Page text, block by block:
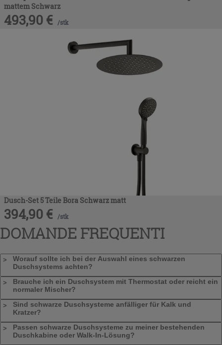
mattem Schwarz
493,90 € /stk
Dusch-Set 5 Teile Bora Schwarz matt
394,90 € /stk
DOMANDE FREQUENTI
Worauf sollte ich bei der Auswahl eines schwarzen
Duschsystems achten?
Brauche ich ein Duschsystem mit Thermostat oder reicht ein
normaler Mischer?
Sind schwarze Duschsysteme anfälliger für Kalk und
Kratzer?
Passen schwarze Duschsysteme zu meiner bestehenden
Duschkabine oder Walk-In-Lösung?